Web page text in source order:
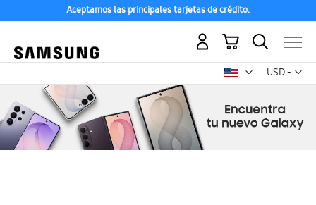
Aceptamos las principales tarjetas de crédito.
USD -
dólar
Mi carrito